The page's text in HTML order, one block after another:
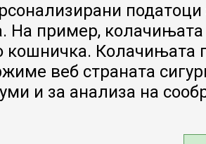
На пример, колачињата
Колачињата
веб страната
и за анализа на